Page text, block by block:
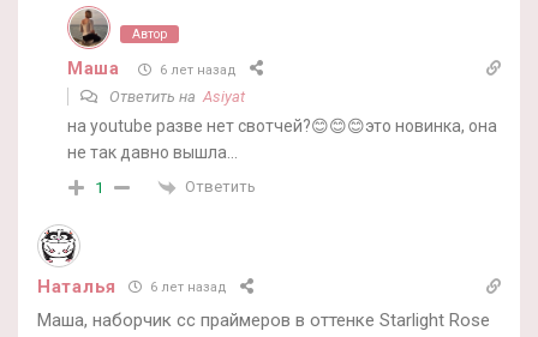
Автор
Маша 6 лет назад
Ответить наAsiyat
на youtube разве нет свотчей?😊😊😊это новинка, она
не так давно вышла…
1 Ответить
Наталья 6 лет назад
Маша, наборчик сс праймеров в оттенке Starlight Rose